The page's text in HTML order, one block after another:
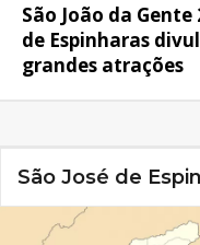
São João da
de Espinharas
grandes atrações
São José de